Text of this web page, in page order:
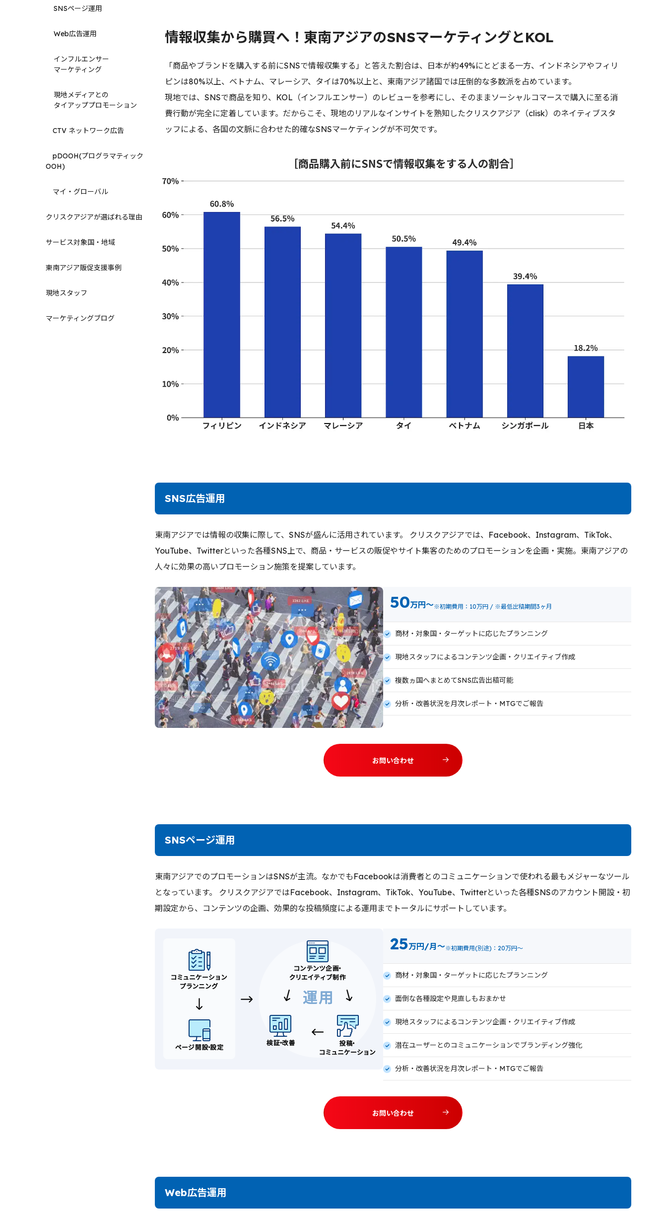
SNSページ運用
Web広告運用
インフルエンサー
マーケティング
現地メディアとの
タイアッププロモーション
CTV ネットワーク広告
pDOOH(プログラマティック
OOH)
マイ・グローバル
クリスクアジアが選ばれる理由
サービス対象国・地域
東南アジア販促支援事例
現地スタッフ
マーケティングブログ
情報収集から購買へ！東南アジアのSNSマーケティングとKOL
「商品やブランドを購入する前にSNSで情報収集する」と答えた割合は、日本が約49%にとどまる一方、インドネシアやフィリ
ピンは80%以上、ベトナム、マレーシア、タイは70%以上と、東南アジア諸国では圧倒的な多数派を占めています。
現地では、SNSで商品を知り、KOL（インフルエンサー）のレビューを参考にし、そのままソーシャルコマースで購入に至る消
費行動が完全に定着しています。だからこそ、現地のリアルなインサイトを熟知したクリスクアジア（clisk）のネイティブスタ
ッフによる、各国の文脈に合わせた的確なSNSマーケティングが不可欠です。
SNS広告運用
東南アジアでは情報の収集に際して、SNSが盛んに活用されています。 クリスクアジアでは、Facebook、Instagram、TikTok、
YouTube、Twitterといった各種SNS上で、商品・サービスの販促やサイト集客のためのプロモーションを企画・実施。東南アジアの
人々に効果の高いプロモーション施策を提案しています。
50万円〜※初期費用：10万円 / ※最低出稿期間3ヶ月
商材・対象国・ターゲットに応じたプランニング
現地スタッフによるコンテンツ企画・クリエイティブ作成
複数ヵ国へまとめてSNS広告出稿可能
分析・改善状況を月次レポート・MTGでご報告
お問い合わせ
SNSページ運用
東南アジアでのプロモーションはSNSが主流。なかでもFacebookは消費者とのコミュニケーションで使われる最もメジャーなツール
となっています。 クリスクアジアではFacebook、Instagram、TikTok、YouTube、Twitterといった各種SNSのアカウント開設・初
期設定から、コンテンツの企画、効果的な投稿頻度による運用までトータルにサポートしています。
25万円/月〜※初期費用(別途)：20万円～
商材・対象国・ターゲットに応じたプランニング
面倒な各種設定や見直しもおまかせ
現地スタッフによるコンテンツ企画・クリエイティブ作成
潜在ユーザーとのコミュニケーションでブランディング強化
分析・改善状況を月次レポート・MTGでご報告
お問い合わせ
Web広告運用